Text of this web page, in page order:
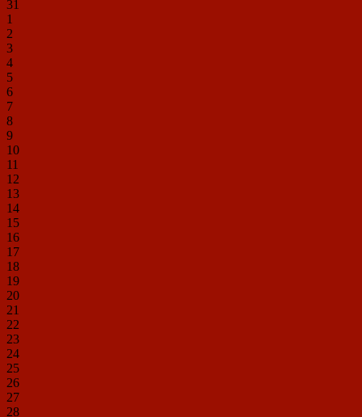
31
1
2
3
4
5
6
7
8
9
10
11
12
13
14
15
16
17
18
19
20
21
22
23
24
25
26
27
28